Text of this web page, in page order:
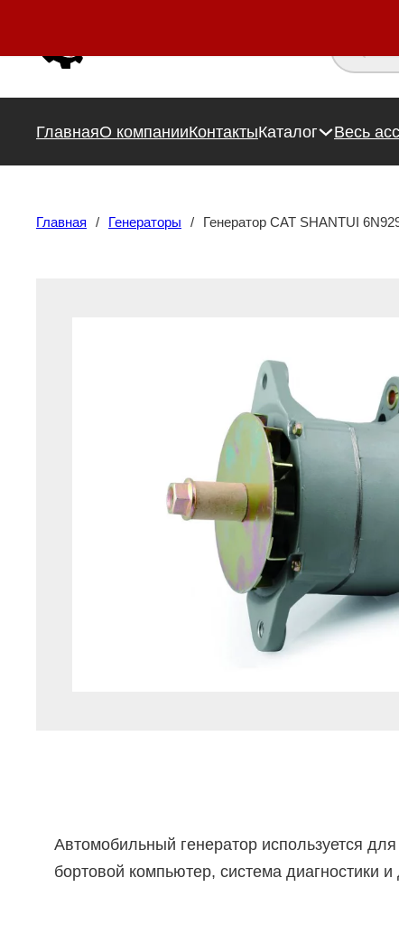
Поиск
ГлавнаяО компанииКонтактыКаталог Весь
Главная / Генераторы / Генератор CAT SHANTUI
Автомобильный генератор используется
бортовой компьютер, система диагностики